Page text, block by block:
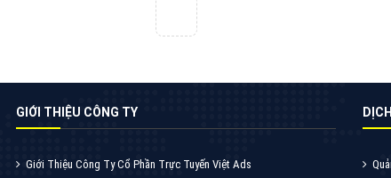
GIỚI THIỆU CÔNG TY
Giới Thiệu Công Ty Cổ Phần Trực Tuyến Việt Ads